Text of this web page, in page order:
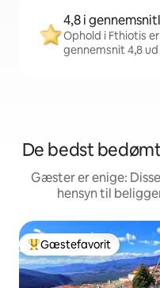
4,8 i
Ophold i Fthiotis
gennemsnit 4,8 ud
De bedst
Gæster er enige:
hensyn til
Bedste gæstefavorit
Gæstefavorit